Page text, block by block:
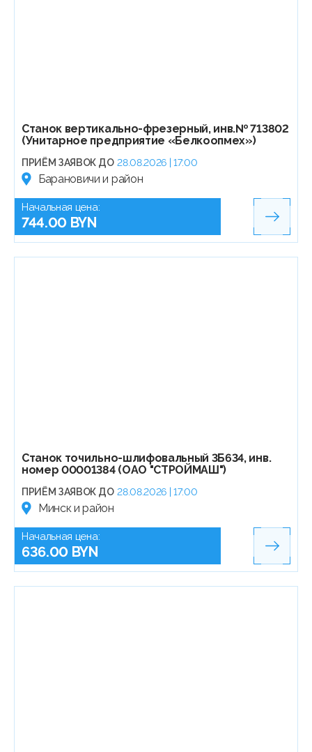
Станок вертикально-фрезерный, инв.№ 713802
(Унитарное предприятие «Белкоопмех»)
ПРИЁМ ЗАЯВОК ДО 28.08.2026 | 17:00
Барановичи и район
Начальная цена:
744.00 BYN
Станок точильно-шлифовальный 3Б634, инв.
номер 00001384 (ОАО "СТРОЙМАШ")
ПРИЁМ ЗАЯВОК ДО 28.08.2026 | 17:00
Минск и район
Начальная цена:
636.00 BYN